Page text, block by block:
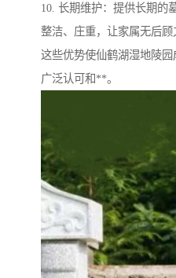
10. 长期维护：提供长期的
整洁、庄重，让家属无后顾
这些优势使仙鹤湖湿地陵
广泛认可和**。